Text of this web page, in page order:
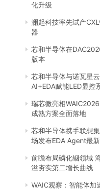
化升级
澜起科技率先试产
器
芯和半导体在
版本
芯和半导体与诺瓦星
AI+EDA赋能LED显控
瑞芯微亮相
成熟方案全面落地
芯和半导体携手联想
场发布EDA Agent最
前瞻布局磷化铟领域
溢夯实第二增长曲线
WAIC观察：智能体加